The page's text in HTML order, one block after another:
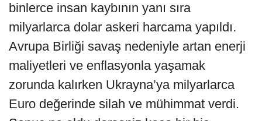
binlerce insan kaybının yanı sıra
milyarlarca dolar askeri harcama yapıldı.
Avrupa Birliği savaş nedeniyle artan enerji
maliyetleri ve enflasyonla yaşamak
zorunda kalırken Ukrayna’ya milyarlarca
Euro değerinde silah ve mühimmat verdi.